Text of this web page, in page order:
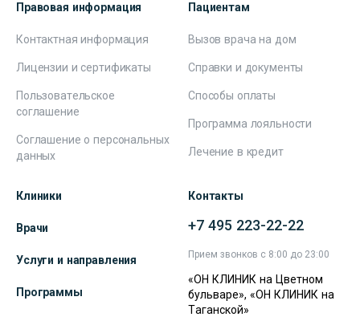
Правовая информация
Контактная информация
Лицензии и сертификаты
Пользовательское
соглашение
Соглашение о персональных
данных
Пациентам
Вызов врача на дом
Справки и документы
Способы оплаты
Программа лояльности
Лечение в кредит
Клиники
Врачи
Услуги и направления
Программы
Контакты
+7 495 223-22-22
Прием звонков с 8:00 до 23:00
«ОН КЛИНИК на Цветном
бульваре», «ОН КЛИНИК на
Таганской»